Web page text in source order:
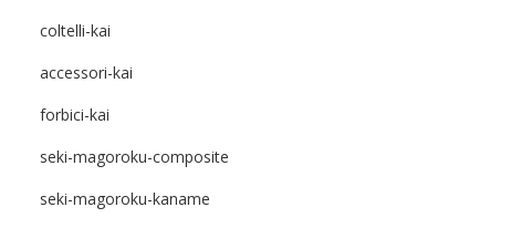
coltelli-kai
accessori-kai
forbici-kai
seki-magoroku-composite
seki-magoroku-kaname